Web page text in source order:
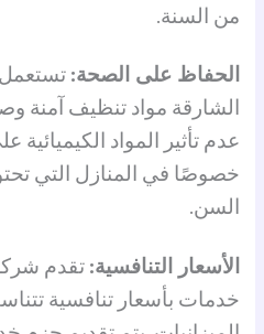
من السنة.
الحفاظ على الصحة:
الشارقة مواد تنظيف آمنة
عدم تأثير المواد
خصوصًا في المنازل التي
السن.
الأسعار التنافسية: تقدم
خدمات بأسعار تنافسية